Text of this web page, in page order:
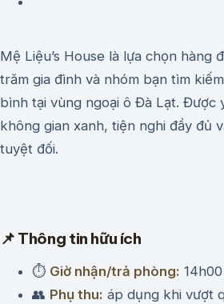
Mệ Liệu’s House là lựa chọn hàng
trăm gia đình và nhóm bạn tìm
bình tại vùng ngoại ô Đà Lạt. Được
không gian xanh, tiện nghi đầy đủ
tuyệt đối.
📌 Thông tin hữu ích
⏱ Giờ nhận/trả phòng:
👥 Phụ thu: áp dụng khi vượt